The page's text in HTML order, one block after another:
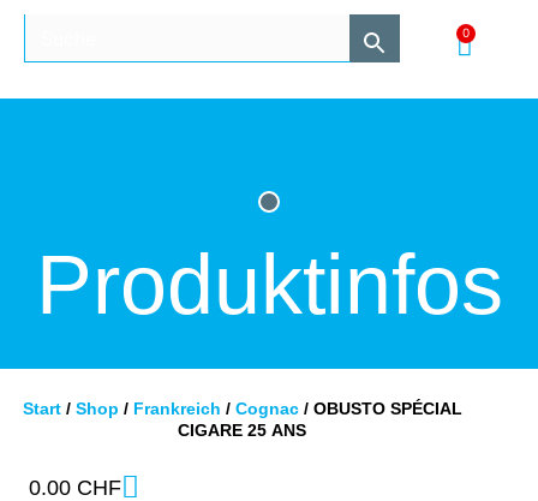
0
Produktinfos
Start/ Shop / Frankreich / Cognac/ OBUSTO SPÉCIAL
CIGARE 25 ANS
0.00 CHF